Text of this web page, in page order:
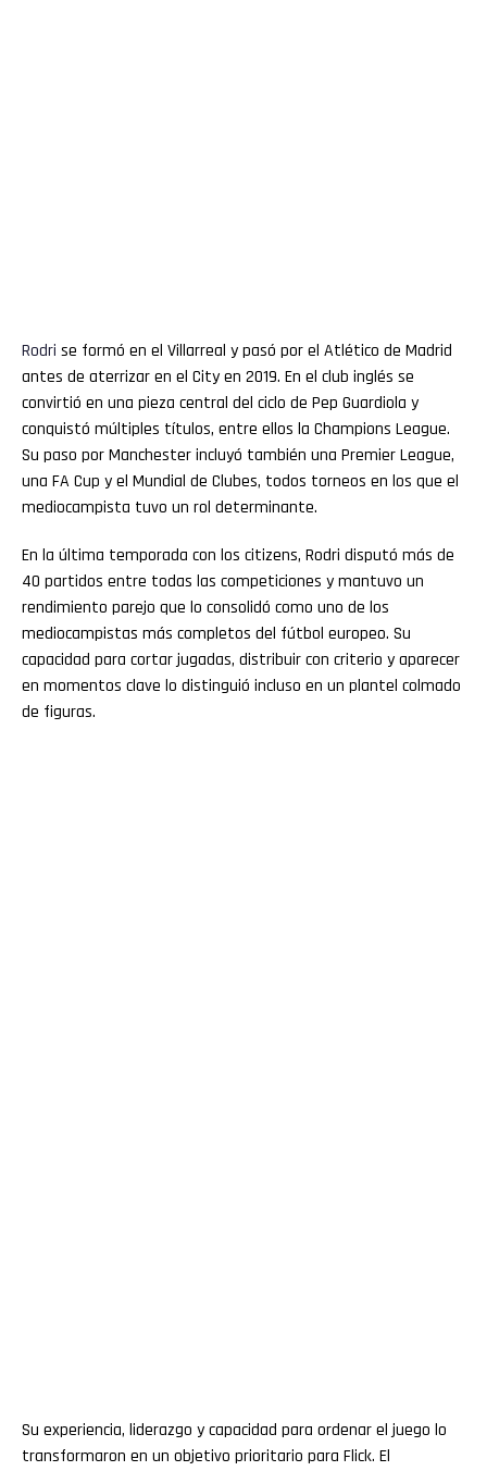
Rodri se formó en el Villarreal y pasó por el Atlético de Madrid
antes de aterrizar en el City en 2019. En el club inglés se
convirtió en una pieza central del ciclo de Pep Guardiola y
conquistó múltiples títulos, entre ellos la Champions League.
Su paso por Manchester incluyó también una Premier League,
una FA Cup y el Mundial de Clubes, todos torneos en los que el
mediocampista tuvo un rol determinante.
En la última temporada con los citizens, Rodri disputó más de
40 partidos entre todas las competiciones y mantuvo un
rendimiento parejo que lo consolidó como uno de los
mediocampistas más completos del fútbol europeo. Su
capacidad para cortar jugadas, distribuir con criterio y aparecer
en momentos clave lo distinguió incluso en un plantel colmado
de figuras.
Su experiencia, liderazgo y capacidad para ordenar el juego lo
transformaron en un objetivo prioritario para Flick. El